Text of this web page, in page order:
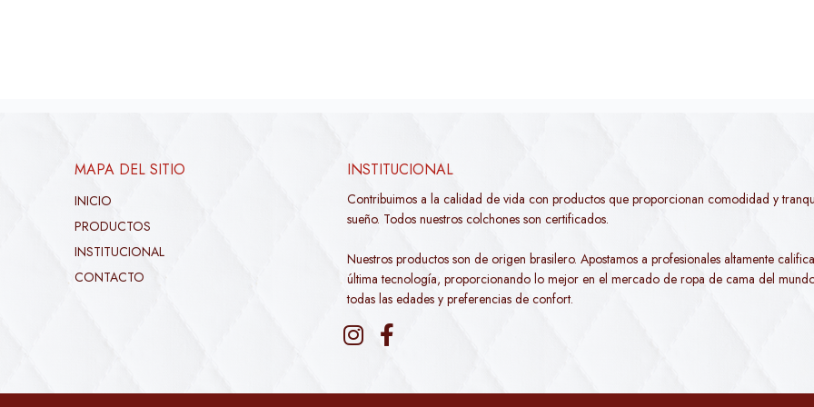
MAPA DEL SITIO
INICIO
PRODUCTOS
INSTITUCIONAL
CONTACTO
INSTITUCIONAL
Contribuimos a la calidad de vida con productos que proporcionan comodidad y
sueño. Todos nuestros colchones son certificados.
Nuestros productos son de origen brasilero. Apostamos a profesionales altamente
última tecnología, proporcionando lo mejor en el mercado de ropa de cama del
todas las edades y preferencias de confort.